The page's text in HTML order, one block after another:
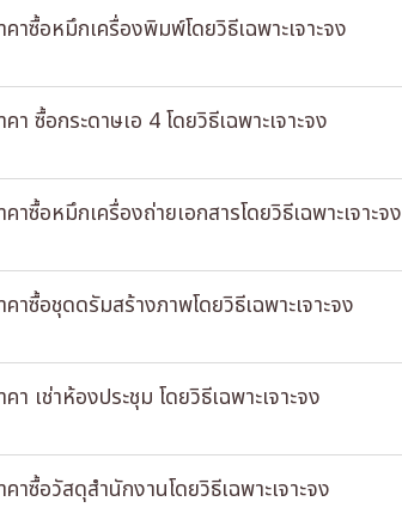
าซื้อหมึกเครื่องพิมพ์โดยวิธีเฉพาะเจาะจง
า ซื้อกระดาษเอ 4 โดยวิธีเฉพาะเจาะจง
าซื้อหมึกเครื่องถ่ายเอกสารโดยวิธีเฉพาะเจาะจง
าซื้อชุดดรัมสร้างภาพโดยวิธีเฉพาะเจาะจง
า เช่าห้องประชุม โดยวิธีเฉพาะเจาะจง
าซื้อวัสดุสำนักงานโดยวิธีเฉพาะเจาะจง